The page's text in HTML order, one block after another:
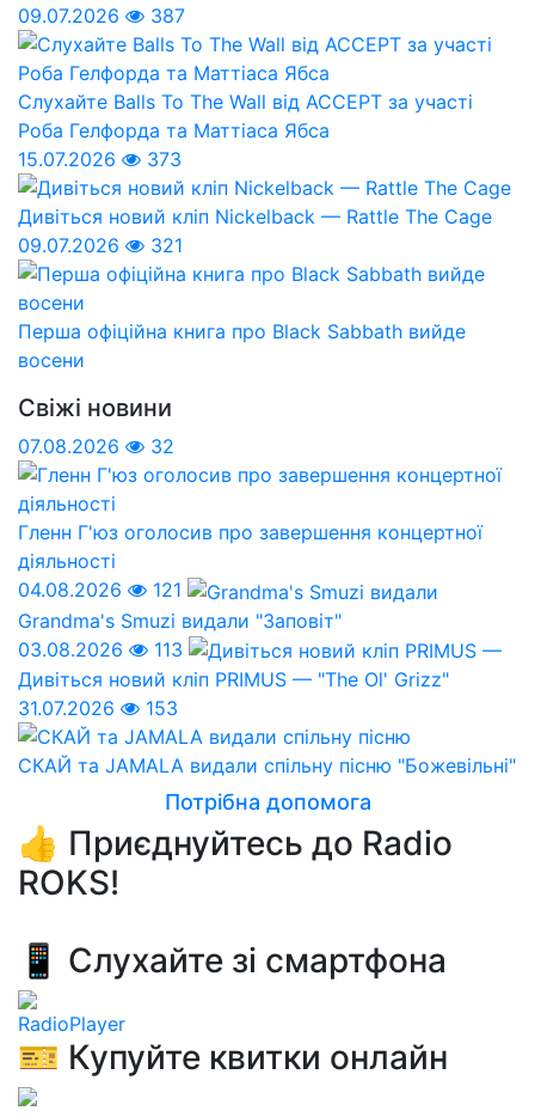
09.07.2026
387
Слухайте Balls To The Wall від ACCEPT за участі
Роба Гелфорда та Маттіаса Ябса
15.07.2026
373
Дивіться новий кліп Nickelback — Rattle The Cage
09.07.2026
321
Перша офіційна книга про Black Sabbath вийде
восени
Свіжі новини
07.08.2026 32
Гленн Г'юз оголосив про завершення концертної
діяльності
04.08.2026
121
Grandma's Smuzi видали "Заповіт"
03.08.2026
113
Дивіться новий кліп PRIMUS — "The Ol' Grizz"
31.07.2026
153
СКАЙ та JAMALA видали спільну пісню "Божевільні"
Потрібна допомога
👍 Приєднуйтесь до Radio
ROKS!
📱 Слухайте зі смартфона
RadioPlayer
🎫 Купуйте квитки онлайн